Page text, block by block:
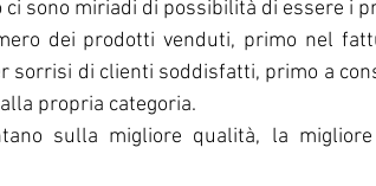
sono miriadi di possibilità di essere i
dei prodotti venduti, primo nel
sorrisi di clienti soddisfatti, primo a
propria categoria.
sulla migliore qualità, la migliore